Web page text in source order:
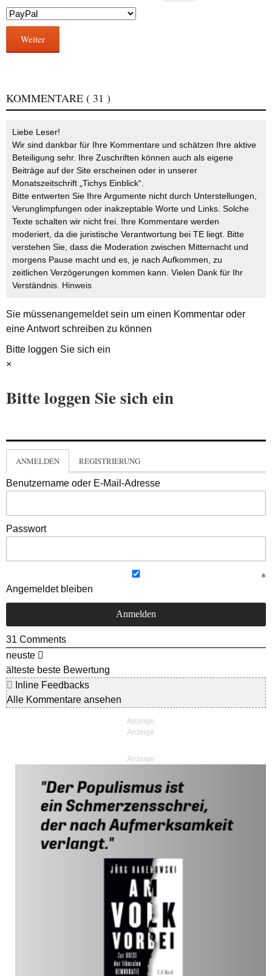
Weiter
KOMMENTARE ( 31 )
Liebe Leser!
Wir sind dankbar für Ihre Kommentare und schätzen Ihre aktive
Beteiligung sehr. Ihre Zuschriften können auch als eigene
Beiträge auf der Site erscheinen oder in unserer
Monatszeitschrift „Tichys Einblick“.
Bitte entwerten Sie Ihre Argumente nicht durch Unterstellungen,
Verunglimpfungen oder inakzeptable Worte und Links. Solche
Texte schalten wir nicht frei. Ihre Kommentare werden
moderiert, da die juristische Verantwortung bei TE liegt. Bitte
verstehen Sie, dass die Moderation zwischen Mitternacht und
morgens Pause macht und es, je nach Aufkommen, zu
zeitlichen Verzögerungen kommen kann. Vielen Dank für Ihr
Verständnis. Hinweis
Sie müssenangemeldetsein um einen Kommentar oder
eine Antwort schreiben zu können
Bitte loggen Sie sich ein
×
Bitte loggen Sie sich ein
ANMELDEN REGISTRIERUNG
Benutzername oder E-Mail-Adresse
Passwort
Angemeldet bleiben
31 Comments
neuste
älteste beste Bewertung
Inline Feedbacks
Alle Kommentare ansehen
Anzeige